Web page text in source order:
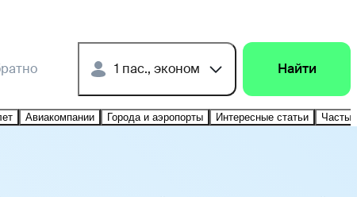
1 пас., эконом Найти
Авиакомпании Города и аэропорты Интересные статьи